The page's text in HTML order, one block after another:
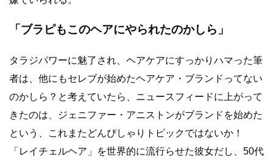
「ブラピもこのヘアにやられたのかしら」
タラジパワーに魅了され、ヘアケアにすっかりハマった筆
者は、他にもセレブが始めたヘアケア・ブランドってない
のかしら？と考えていたら、ニュースフィードに上がって
きたのは、ジェニファー・アニストンがブランドを始めた
という、これまたどんぴしゃりトピックではないか！
「レイチェルヘア」を世界的に流行らせた彼女だし、50代